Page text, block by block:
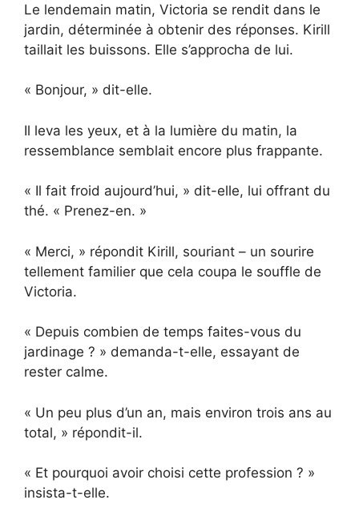
Le lendemain matin, Victoria se rendit dans le
jardin, déterminée à obtenir des réponses. Kirill
taillait les buissons. Elle s’approcha de lui.
« Bonjour, » dit-elle.
Il leva les yeux, et à la lumière du matin, la
ressemblance semblait encore plus frappante.
« Il fait froid aujourd’hui, » dit-elle, lui offrant du
thé. « Prenez-en. »
« Merci, » répondit Kirill, souriant – un sourire
tellement familier que cela coupa le souffle de
Victoria.
« Depuis combien de temps faites-vous du
jardinage ? » demanda-t-elle, essayant de
rester calme.
« Un peu plus d’un an, mais environ trois ans au
total, » répondit-il.
« Et pourquoi avoir choisi cette profession ? »
insista-t-elle.